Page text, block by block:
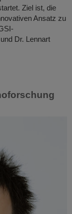
Ziel ist, die
Ansatz zu
Dr. Lennart